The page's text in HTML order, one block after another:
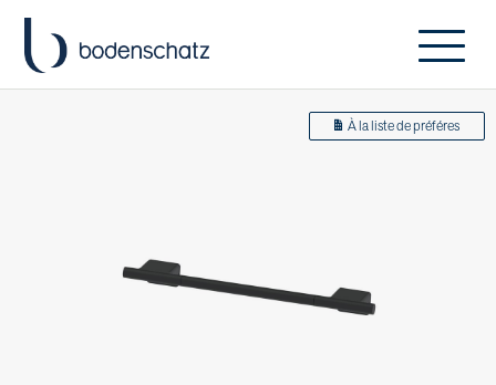
À la liste de préféres